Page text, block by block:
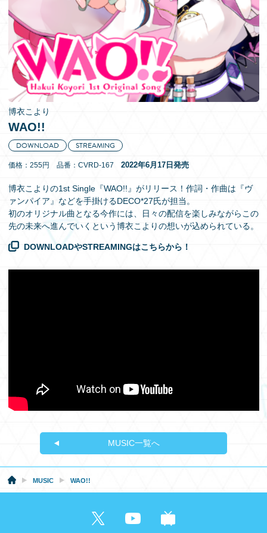
EN
博衣こより
WAO!!
DOWNLOAD STREAMING
価格：255円 品番：CVRD-167 2022年6月17日発売
博衣こよりの1st Single『WAO!!』がリリース！作詞・作曲は『ヴ
ァンパイア』などを手掛けるDECO*27氏が担当。
初のオリジナル曲となる今作には、日々の配信を楽しみながらこの
先の未来へ進んでいくという博衣こよりの想いが込められている。
DOWNLOADやSTREAMINGはこちらから！
MUSIC一覧へ
MUSIC WAO!!